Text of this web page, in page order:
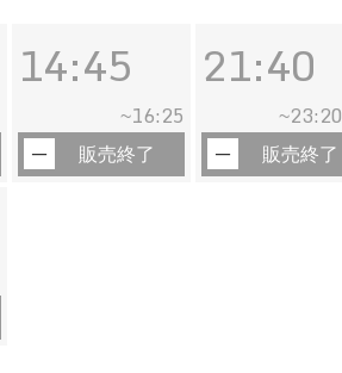
14:45
~16:25
販売終了
21:40
~23:20
販売終了